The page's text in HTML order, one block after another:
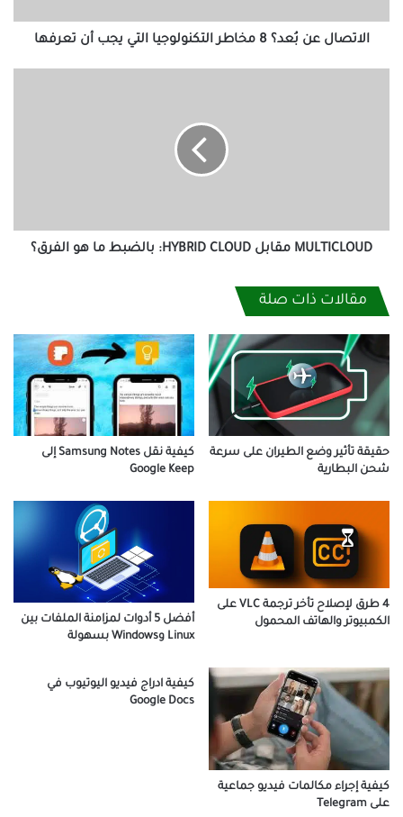
أن
تعرفهاالاتصال عن بُعد؟ 8 مخاطر التكنولوجيا التي يجب أن تعرفها
MULTICLOUD مقابل HYBRID CLOUD: بالضبط ما هو الفرق؟
مقالات ذات صلة
حقيقة تأثير وضع الطيران على سرعة
شحن البطارية
كيفية نقل Samsung Notes إلى
Google Keep
4 طرق لإصلاح تأخر ترجمة VLC على
الكمبيوتر والهاتف المحمول
أفضل 5 أدوات لمزامنة الملفات بين
Linux وWindows بسهولة
كيفية إجراء مكالمات فيديو جماعية
على Telegram
كيفية ادراج فيديو اليوتيوب في
Google Docs